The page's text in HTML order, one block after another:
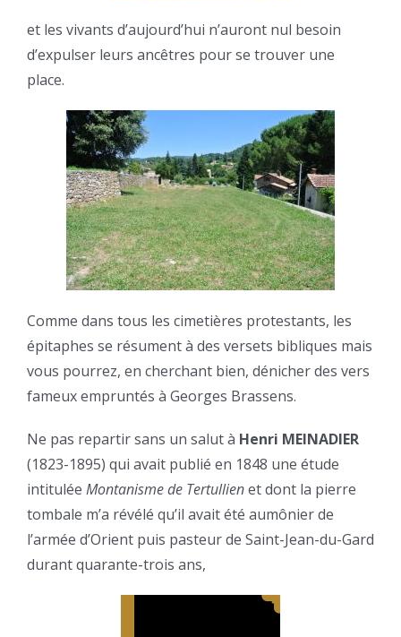
et les vivants d’aujourd’hui n’auront nul besoin
d’expulser leurs ancêtres pour se trouver une
place.
Comme dans tous les cimetières protestants, les
épitaphes se résument à des versets bibliques mais
vous pourrez, en cherchant bien, dénicher des vers
fameux empruntés à Georges Brassens.
Ne pas repartir sans un salut à Henri MEINADIER
(1823-1895) qui avait publié en 1848 une étude
intitulée Montanisme de Tertullienet dont la pierre
tombale m’a révélé qu’il avait été aumônier de
l’armée d’Orient puis pasteur de Saint-Jean-du-Gard
durant quarante-trois ans,